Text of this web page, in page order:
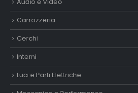
Audio e Video
Carrozzeria
Cerchi
Interni
Luci e Parti Elettriche